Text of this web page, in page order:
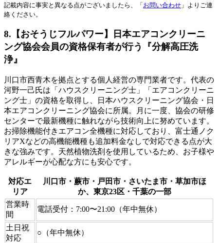
記載内容に事実と異なる点がございましたら、「 お問い合わせ 」よりご連
絡ください。
8.【おそうじフルパワー】日本エアコンクリーニ
ング協会会員の資格保有者が行う『分解高圧洗
浄』
川口市西青木を拠点とする個人経営の専門業者です。代表の
河野一己氏は「ハウスクリーニング士」「エアコンクリーニ
ング士」の資格を取得し、日本ハウスクリーニング協会・日
本エアコンクリーニング協会に所属。月に一度、協会の研修
センターで最新機種に触れながら技術向上に努めています。
お掃除機能付きエアコン全機種に対応しており、富士通ノク
リアXなどの高機能機種も追加料金なしで対応できる点が大
きな強みです。天然植物洗剤を使用しているため、お子様や
アレルギーが心配な方にも安心です。
対応エ
リア
川口市・蕨市・戸田市・さいたま市・草加市ほ
か、東京23区・千葉の一部
営業時
間
電話受付：7:00〜21:00（年中無休）
土日祝
対応
○（年中無休）